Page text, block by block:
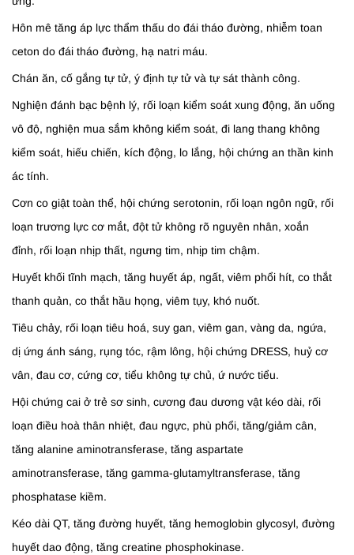
Hôn mê tăng áp lực thẩm thấu do đái tháo đường, nhiễm toan
ceton do đái tháo đường, hạ natri máu.
Chán ăn, cố gắng tự tử, ý định tự tử và tự sát thành công.
Nghiện đánh bạc bệnh lý, rối loạn kiểm soát xung động, ăn uống
vô độ, nghiện mua sắm không kiểm soát, đi lang thang không
kiểm soát, hiếu chiến, kích động, lo lắng, hội chứng an thần kinh
ác tính.
Cơn co giật toàn thể, hội chứng serotonin, rối loạn ngôn ngữ, rối
loạn trương lực cơ mắt, đột tử không rõ nguyên nhân, xoắn
đỉnh, rối loạn nhịp thất, ngưng tim, nhịp tim chậm.
Huyết khối tĩnh mạch, tăng huyết áp, ngất, viêm phổi hít, co thắt
thanh quản, co thắt hầu họng, viêm tụy, khó nuốt.
Tiêu chảy, rối loạn tiêu hoá, suy gan, viêm gan, vàng da, ngứa,
dị ứng ánh sáng, rụng tóc, rậm lông, hội chứng DRESS, huỷ cơ
vân, đau cơ, cứng cơ, tiểu không tự chủ, ứ nước tiểu.
Hội chứng cai ở trẻ sơ sinh, cương đau dương vật kéo dài, rối
loạn điều hoà thân nhiệt, đau ngực, phù phổi, tăng/giảm cân,
tăng alanine aminotransferase, tăng aspartate
aminotransferase, tăng gamma-glutamyltransferase, tăng
phosphatase kiềm.
Kéo dài QT, tăng đường huyết, tăng hemoglobin glycosyl, đường
huyết dao động, tăng creatine phosphokinase.